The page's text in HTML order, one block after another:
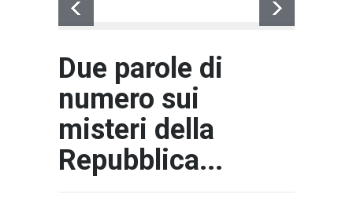
Due parole di
numero sui
misteri della
Repubblica...